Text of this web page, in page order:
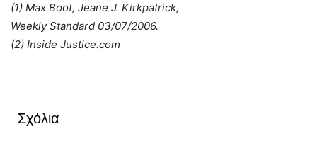
(1) Max Boot, Jeane J. Kirkpatrick,
Weekly Standard 03/07/2006.
(2) Inside Justice.com
Σχόλια